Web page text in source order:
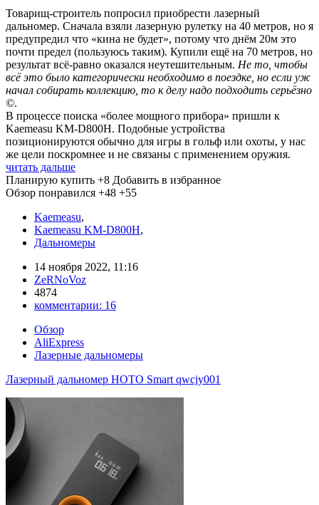
Товарищ-строитель попросил приобрести лазерный
дальномер. Сначала взяли лазерную рулетку на 40 метров, но я
предупредил что «кина не будет», потому что днём 20м это
почти предел (пользуюсь таким). Купили ещё на 70 метров, но
результат всё-равно оказался неутешительным. Не то, чтобы
всё это было категорически необходимо в поездке, но если уж
начал собирать коллекцию, то к делу надо подходить серьёзно
©.
В процессе поиска «более мощного прибора» пришли к
Kaemeasu KM-D800H. Подобные устройства
позиционируются обычно для игры в гольф или охоты, у нас
же цели поскромнее и не связаны с применением оружия.
читать дальше
Планирую купить +8 Добавить в избранное
Обзор понравился +48 +55
Kaemeasu,
Kaemeasu KM-D800H,
Дальномеры
14 ноября 2022, 11:16
ZeRNoVoz
4874
комментарии: 16
Обзор
AliExpress
Лазерные дальномеры
Лазерный дальномер HOTO Smart qwcjy001